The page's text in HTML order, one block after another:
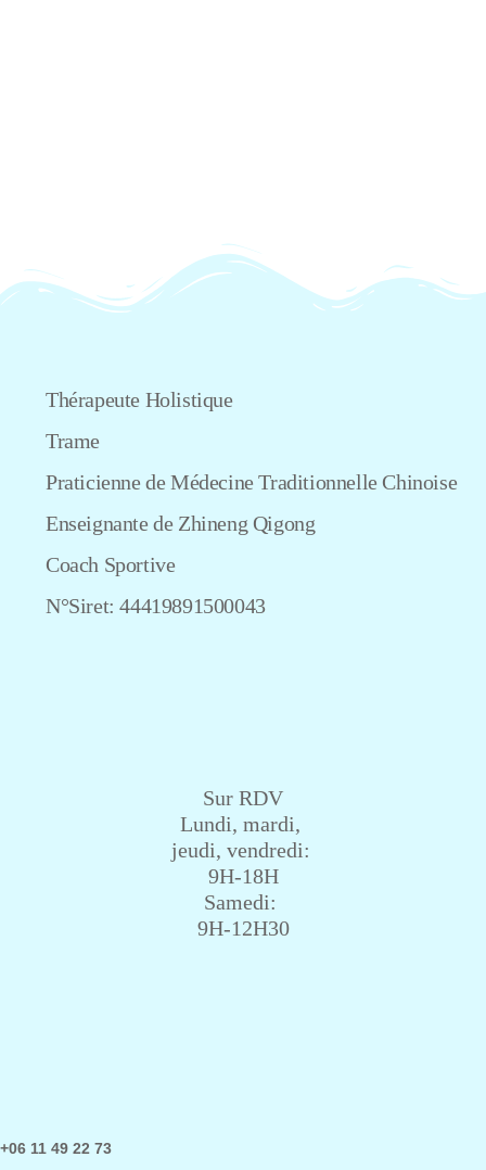
Thérapeute Holistique
Trame
Praticienne de Médecine Traditionnelle Chinoise
Enseignante de Zhineng Qigong
Coach Sportive
N°Siret: 44419891500043
Sur RDV
Lundi, mardi,
jeudi, vendredi:
9H-18H
Samedi:
9H-12H30
+06 11 49 22 73